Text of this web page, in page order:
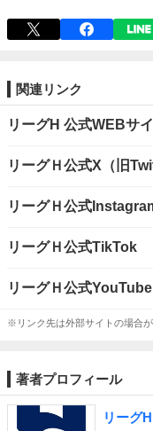
関連リンク
リーグH 公式WEBサ
リーグＨ公式X（旧
リーグＨ公式
リーグＨ公式TikTok
リーグＨ公式YouTube
※リンク先は外部サイトの場合
著者プロフィール
リーグH